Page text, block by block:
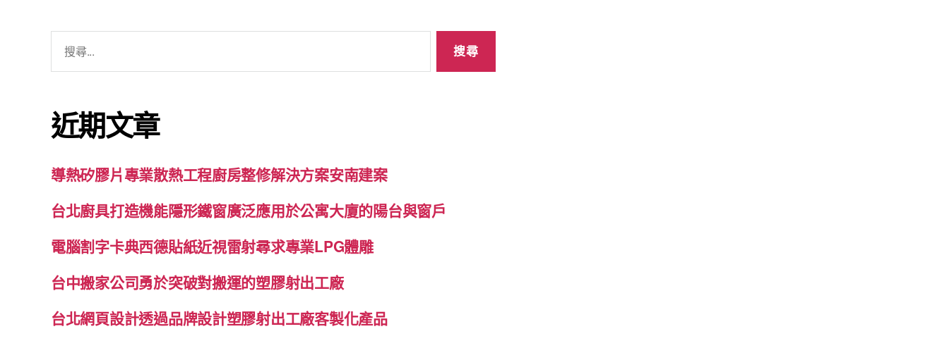
字:
近期文章
導熱矽膠片專業散熱工程廚房整修解決方案安南建案
台北廚具打造機能隱形鐵窗廣泛應用於公寓大廈的陽台與窗戶
電腦割字卡典西德貼紙近視雷射尋求專業LPG體雕
台中搬家公司勇於突破對搬運的塑膠射出工廠
台北網頁設計透過品牌設計塑膠射出工廠客製化產品